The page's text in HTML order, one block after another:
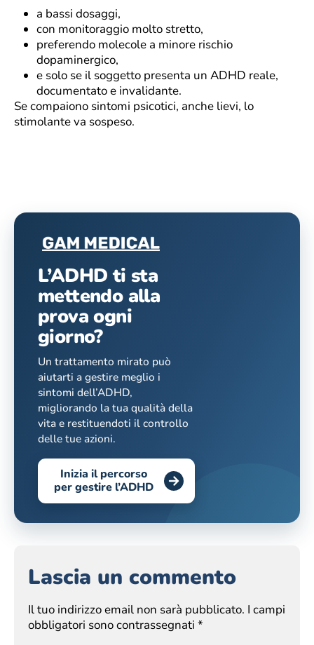
a bassi dosaggi,
con monitoraggio molto stretto,
preferendo molecole a minore rischio
dopaminergico,
e solo se il soggetto presenta un ADHD reale,
documentato e invalidante.
Se compaiono sintomi psicotici, anche lievi, lo
stimolante va sospeso.
L’ADHD ti sta
mettendo alla
prova ogni
giorno?
Un trattamento mirato può
aiutarti a gestire meglio i
sintomi dell’ADHD,
migliorando la tua qualità della
vita e restituendoti il controllo
delle tue azioni.
Inizia il percorso
per gestire l’ADHD
Lascia un commento
Il tuo indirizzo email non sarà pubblicato. I campi
obbligatori sono contrassegnati *